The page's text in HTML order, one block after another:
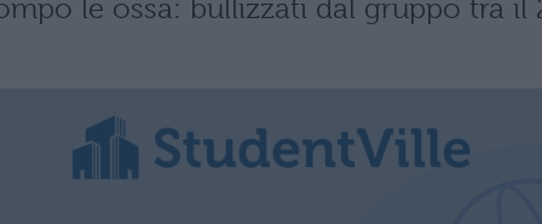
le ossa: bullizzati dal gruppo tra il